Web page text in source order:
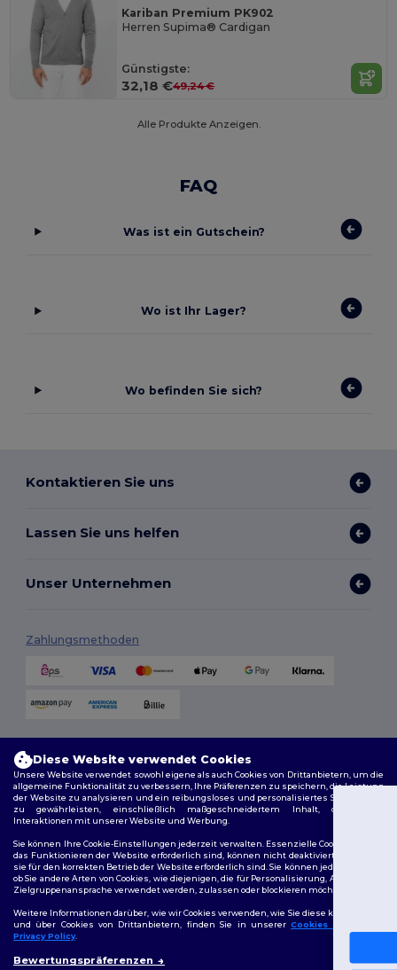
Kariban Premium PK902
Herren Supima® Cardigan
Günstigste:
32,18 €49,24 €
Alle Produkte Anzeigen.
FAQ
Was ist ein Gutschein?
Wo ist Ihr Lager?
Wo befinden Sie sich?
Kontaktieren Sie uns
Lassen Sie uns helfen
Unser Unternehmen
Zahlungsmethoden
Allgemeine Geschäftsbedingungen
Folge uns
Diese Website verwendet Cookies
Unsere Website verwendet sowohl eigene als auch Cookies von Drittanbietern, um die
allgemeine Funktionalität zu verbessern, Ihre Präferenzen zu speichern, die Leistung
der Website zu analysieren und ein reibungsloses und personalisiertes Surferlebnis
zu gewährleisten, einschließlich maßgeschneidertem Inhalt, optimierten
Interaktionen mit unserer Website und Werbung.
Sie können Ihre Cookie-Einstellungen jederzeit verwalten. Essenzielle Cookies, die für
das Funktionieren der Website erforderlich sind, können nicht deaktiviert werden, da
sie für den korrekten Betrieb der Website erforderlich sind. Sie können jedoch wählen,
ob Sie andere Arten von Cookies, wie diejenigen, die für Personalisierung, Analyse und
Zielgruppenansprache verwendet werden, zulassen oder blockieren möchten.
Weitere Informationen darüber, wie wir Cookies verwenden, wie Sie diese kontrollieren
und über Cookies von Drittanbietern, finden Sie in unsererCookies Policy
Privacy Policy.
Bewertungspräferenzen
Du hast 10€
Rabatt
Um deinen Rabatt zu sichern, sag
Für wen kaufst du ein?